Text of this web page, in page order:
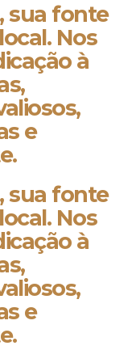
sua fonte
Nos
à
e
sua fonte
Nos
à
e